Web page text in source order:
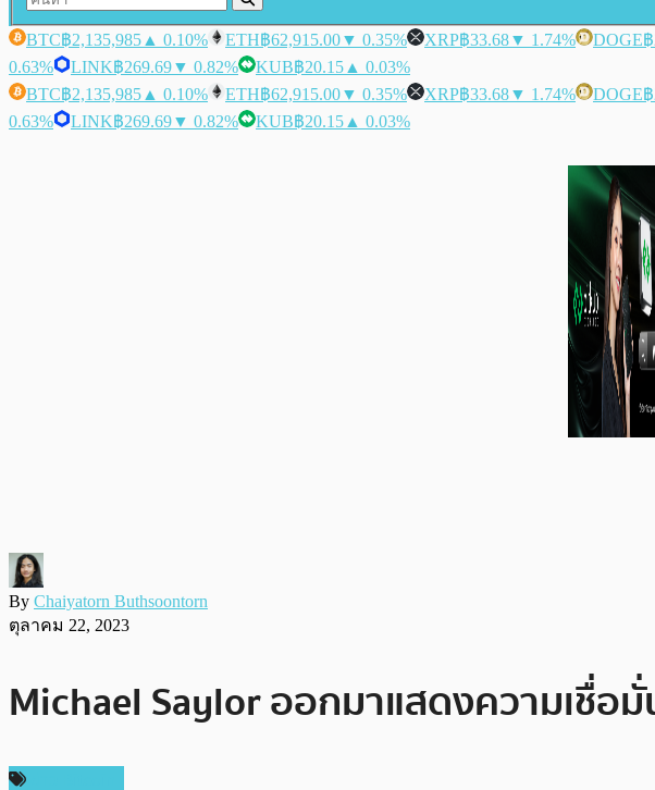
BTC฿2,135,985 ▲ 0.10% ETH฿62,915.00▼ 0.35% XRP฿33.68▼ 1.74% DOGE
0.63%
LINK฿269.69▼ 0.82% KUB฿20.15 ▲ 0.03%
BTC฿2,135,985 ▲ 0.10% ETH฿62,915.00▼ 0.35% XRP฿33.68▼ 1.74% DOGE
0.63%
LINK฿269.69▼ 0.82% KUB฿20.15 ▲ 0.03%
By Chaiyatorn Buthsoontorn
ตุลาคม 22, 2023
Michael Saylor ออกมาแสดงความเชื่อ